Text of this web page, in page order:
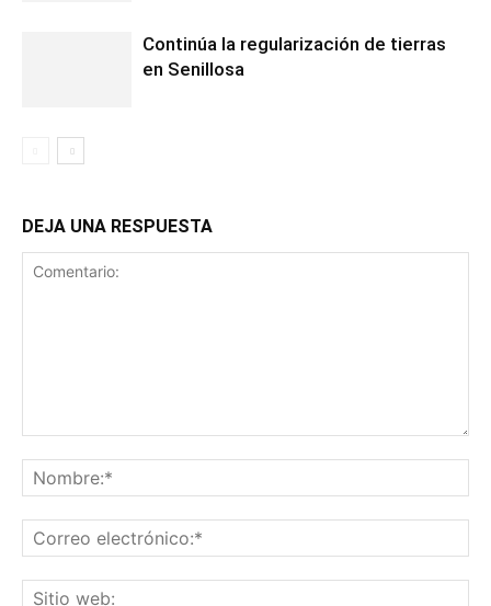
Continúa la regularización de tierras
en Senillosa
DEJA UNA RESPUESTA